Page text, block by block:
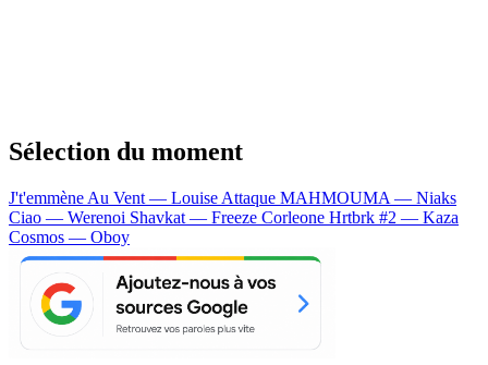
Sélection du moment
J't'emmène Au Vent — Louise Attaque MAHMOUMA — Niaks
Ciao — Werenoi Shavkat — Freeze Corleone Hrtbrk #2 — Kaza
Cosmos — Oboy